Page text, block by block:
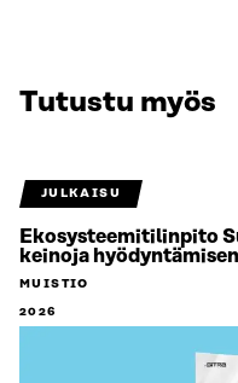
Tutustu myös
JULKAISU
Ekosysteemitilinpito
keinoja
MUISTIO
2026